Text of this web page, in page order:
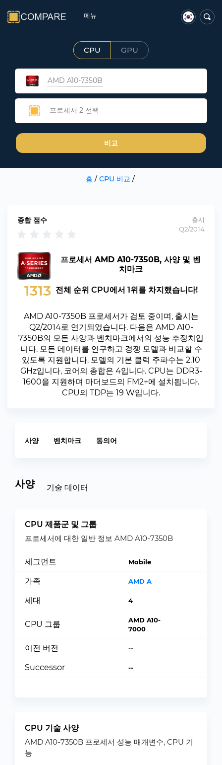
메뉴
CPU GPU
AMD A10-7350B
프로세서 2 선택
비교
홈 / CPU 비교 /
종합 점수
출시
Q2/2014
프로세서 AMD A10-7350B, 사양 및 벤
치마크
1313 전체 순위 CPU에서 1위를 차지했습니다!
AMD A10-7350B 프로세서가 검토 중이며, 출시는
Q2/2014로 연기되었습니다. 다음은 AMD A10-
7350B의 모든 사양과 벤치마크에서의 성능 추정치입
니다. 모든 데이터를 연구하고 경쟁 모델과 비교할 수
있도록 지원합니다. 모델의 기본 클럭 주파수는 2.10
GHz입니다, 코어의 총합은 4입니다. CPU는 DDR3-
1600을 지원하며 마더보드의 FM2+에 설치됩니다.
CPU의 TDP는 19 W입니다.
사양 벤치마크 동의어
사양 기술 데이터
CPU 제품군 및 그룹
프로세서에 대한 일반 정보 AMD A10-7350B
세그먼트 Mobile
가족 AMD A
세대 4
CPU 그룹
AMD A10-
7000
이전 버전 --
Successor --
CPU 기술 사양
AMD A10-7350B 프로세서 성능 매개변수, CPU 기
능